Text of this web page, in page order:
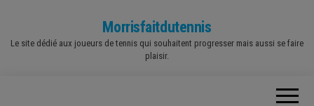
the
Morrisfaitdutennis
Le site dédié aux joueurs de tennis qui souhaitent progresser mais aussi se faire
plaisir.